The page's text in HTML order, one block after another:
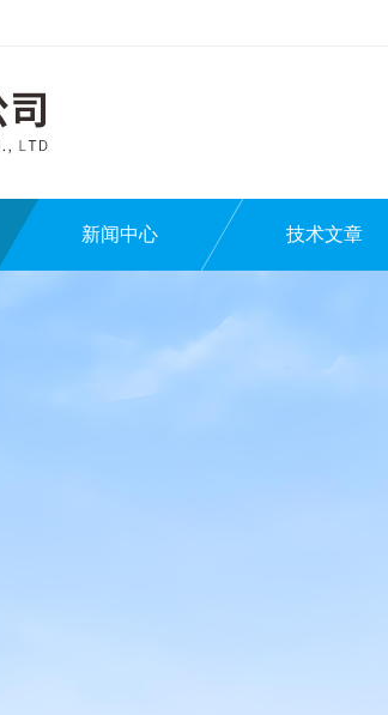
新闻中心 技术文章